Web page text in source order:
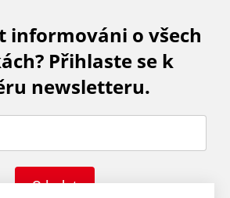
informováni o všech
Přihlaste se k
newsletteru.
Odeslat